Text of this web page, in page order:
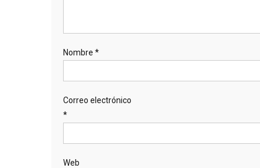
Nombre *
Correo electrónico
*
Web